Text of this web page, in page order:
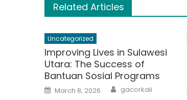
Related Articles
Uncategorized
Improving Lives in Sulawesi
Utara: The Success of
Bantuan Sosial Programs
Posted
on
March 8, 2026 Author
gacorkali